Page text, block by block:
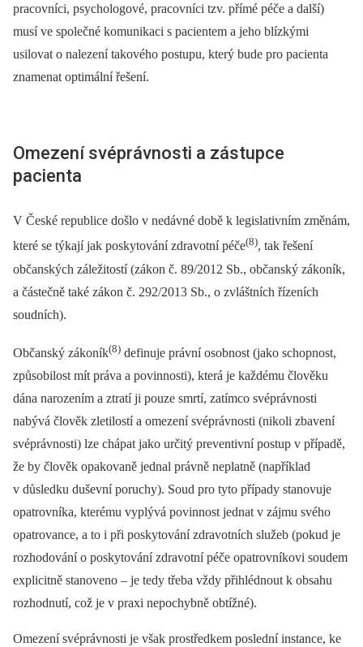
pracovníci, psychologové, pracovníci tzv. přímé péče a další)
musí ve společné komunikaci s pacientem a jeho blízkými
usilovat o nalezení takového postupu, který bude pro pacienta
znamenat optimální řešení.
Omezení svéprávnosti a zástupce
pacienta
V České republice došlo v nedávné době k legislativním změnám,
které se týkají jak poskytování zdravotní péče(8), tak řešení
občanských záležitostí (zákon č. 89/2012 Sb., občanský zákoník,
a částečně také zákon č. 292/2013 Sb., o zvláštních řízeních
soudních).
Občanský zákoník(8) definuje právní osobnost (jako schopnost,
způsobilost mít práva a povinnosti), která je každému člověku
dána narozením a ztratí ji pouze smrtí, zatímco svéprávnosti
nabývá člověk zletilostí a omezení svéprávnosti (nikoli zbavení
svéprávnosti) lze chápat jako určitý preventivní postup v případě,
že by člověk opakovaně jednal právně neplatně (například
v důsledku duševní poruchy). Soud pro tyto případy stanovuje
opatrovníka, kterému vyplývá povinnost jednat v zájmu svého
opatrovance, a to i při poskytování zdravotních služeb (pokud je
rozhodování o poskytování zdravotní péče opatrovníkovi soudem
explicitně stanoveno –⁠ je tedy třeba vždy přihlédnout k obsahu
rozhodnutí, což je v praxi nepochybně obtížné).
Omezení svéprávnosti je však prostředkem poslední instance, ke